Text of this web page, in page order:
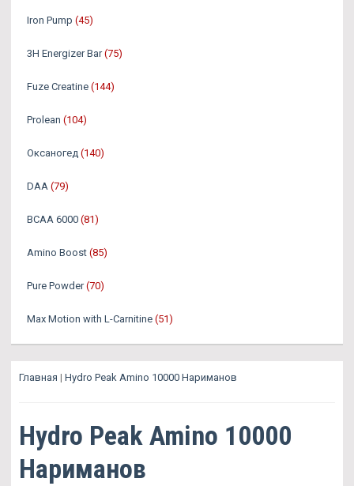
Iron Pump (45)
3H Energizer Bar (75)
Fuze Creatine (144)
Prolean (104)
Оксаногед (140)
DAA (79)
BCAA 6000 (81)
Amino Boost (85)
Pure Powder (70)
Max Motion with L-Carnitine (51)
Главная | Hydro Peak Amino 10000 Нариманов
Hydro Peak Amino 10000
Нариманов